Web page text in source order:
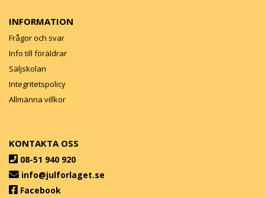
INFORMATION
Frågor och svar
Info till föräldrar
Säljskolan
Integritetspolicy
Allmänna villkor
KONTAKTA OSS
08-51 940 920
info@julforlaget.se
Facebook